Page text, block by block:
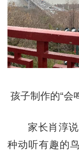
孩子制作的“会
家长肖淳说
种动听有趣的